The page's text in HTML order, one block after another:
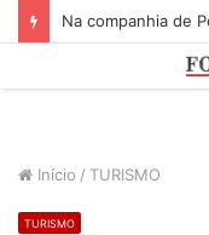
Início / TURISMO
TURISMO